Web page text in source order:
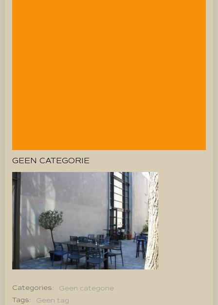
GEEN CATEGORIE
Categories:
Geen categorie
Tags:
Geen tag